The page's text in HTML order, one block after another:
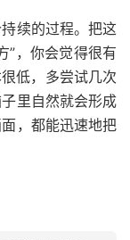
续的过程。把这
”，你会觉得很有
低，多尝试几次
里自然就会形成
，都能迅速地把